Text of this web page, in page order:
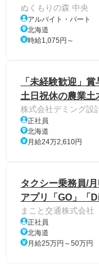
ぬくもりの森 中央
アルバイト・パート
北海道
時給1,075円～
「未経験歓迎」
土日祝休の農業土
株式会社デミング設
正社員
北海道
月給24万2,610円
タクシー乗務員/
アプリ「GO」「
まこと交通株式会社
正社員
北海道
月給25万円～50万円